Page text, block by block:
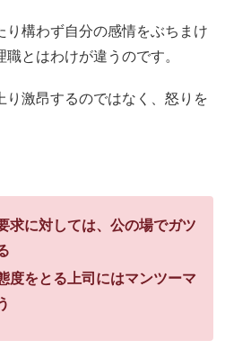
構わず自分の感情をぶちまけ
とはわけが違うのです。
激昂するのではなく、怒りを
求に対しては、公の場でガツ
度をとる上司にはマンツーマ